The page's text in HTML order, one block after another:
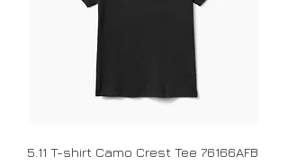
5.11 T-shirt Camo Crest Tee 76166AFB